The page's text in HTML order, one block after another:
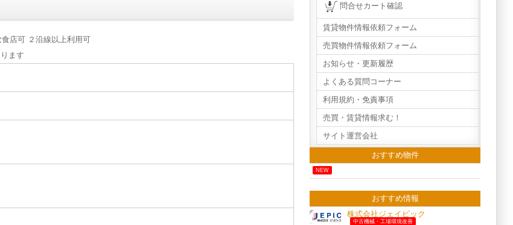
店可 ２沿線以上利用可
ます
問合せカート確認
賃貸物件情報依頼フォーム
売買物件情報依頼フォーム
お知らせ・更新履歴
よくある質問コーナー
利用規約・免責事項
売買・賃貸情報求む！
サイト運営会社
おすすめ物件
NEW
おすすめ情報
株式会社ジェイピック
中古機械・工場環境改善